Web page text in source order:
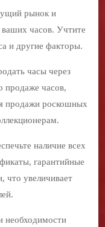
рынок и
ваших часов. Учтите
и другие факторы.
часы через
продаже часов,
продажи роскошных
наличие всех
гарантийные
что увеличивает
необходимости